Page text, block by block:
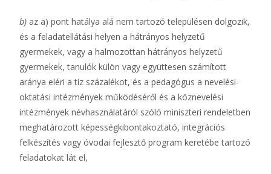
b) az a) pont hatálya alá nem tartozó településen dolgozik,
és a feladatellátási helyen a hátrányos helyzetű
gyermekek, vagy a halmozottan hátrányos helyzetű
gyermekek, tanulók külön vagy együttesen számított
aránya eléri a tíz százalékot, és a pedagógus a nevelési-
oktatási intézmények működéséről és a köznevelési
intézmények névhasználatáról szóló miniszteri rendeletben
meghatározott képességkibontakoztató, integrációs
felkészítés vagy óvodai fejlesztő program keretébe tartozó
feladatokat lát el,